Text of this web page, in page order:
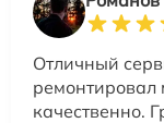
Отличный
ремонтировал
качественно.